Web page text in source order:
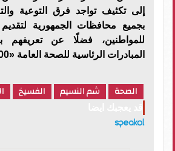
إلى تكثيف تواجد فرق التوعية
بجميع محافظات الجمهورية لتقديم
للمواطنين، فضلًا عن تعريفهم
المبادرات الرئاسية للصحة العامة «100 مليون صحة».
الصحة شم النسيم الفسيخ